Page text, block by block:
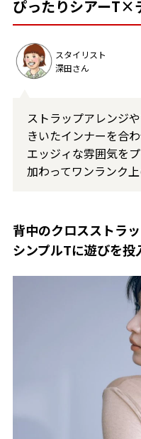
ぴったりシアーT×
スタイリスト
深田さん
ストラップアレンジ
きいたインナーを合
エッジィな雰囲気を
加わってワンランク
背中のクロスストラ
シンプルTに遊びを投